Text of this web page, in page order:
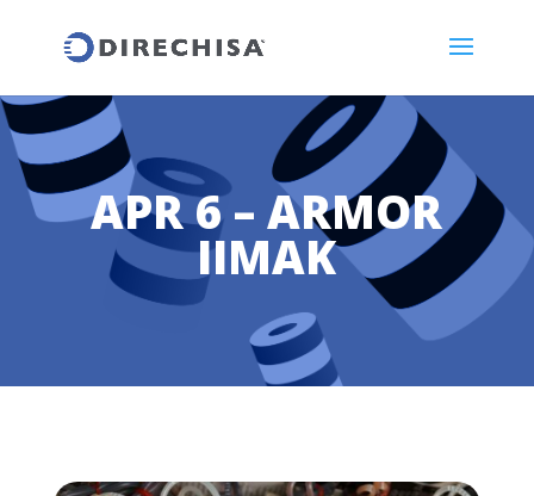
APR 6 – ARMOR
IIMAK